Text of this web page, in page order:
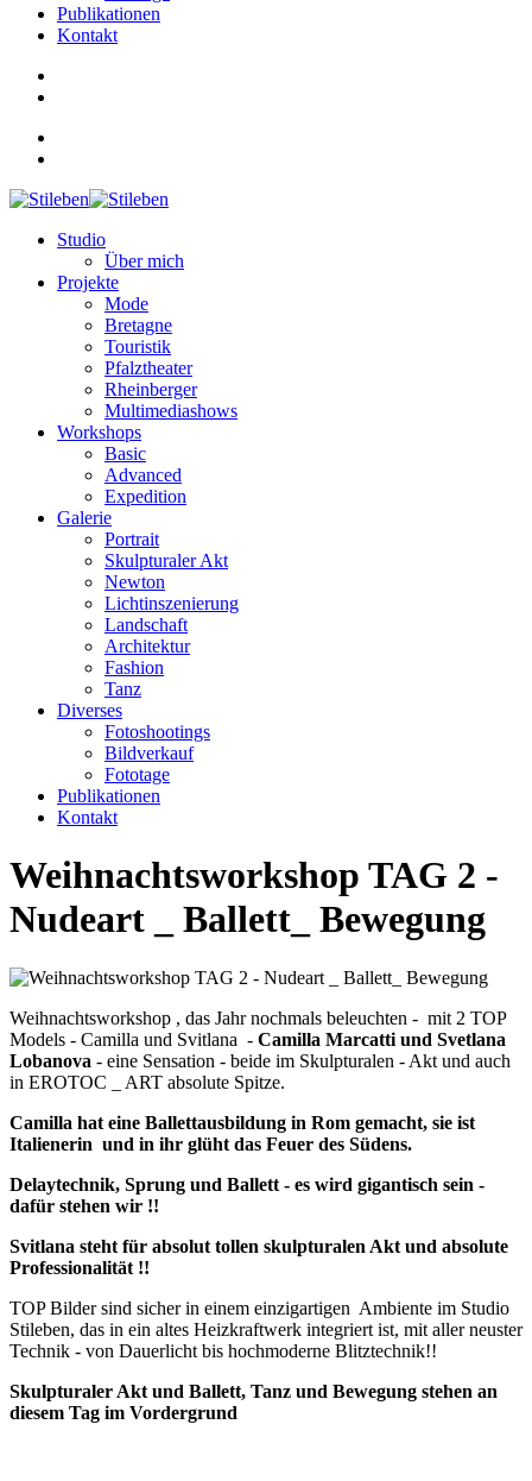
Publikationen
Kontakt
Studio
Über mich
Projekte
Mode
Bretagne
Touristik
Pfalztheater
Rheinberger
Multimediashows
Workshops
Basic
Advanced
Expedition
Galerie
Portrait
Skulpturaler Akt
Newton
Lichtinszenierung
Landschaft
Architektur
Fashion
Tanz
Diverses
Fotoshootings
Bildverkauf
Fototage
Publikationen
Kontakt
Weihnachtsworkshop TAG 2 -
Nudeart _ Ballett_ Bewegung
Weihnachtsworkshop , das Jahr nochmals beleuchten - mit 2 TOP
Models - Camilla und Svitlana - Camilla Marcatti und Svetlana
Lobanova - eine Sensation - beide im Skulpturalen - Akt und auch
in EROTOC _ ART absolute Spitze.
Camilla hat eine Ballettausbildung in Rom gemacht, sie ist
Italienerin und in ihr glüht das Feuer des Südens.
Delaytechnik, Sprung und Ballett - es wird gigantisch sein -
dafür stehen wir !!
Svitlana steht für absolut tollen skulpturalen Akt und absolute
Professionalität !!
TOP Bilder sind sicher in einem einzigartigen Ambiente im Studio
Stileben, das in ein altes Heizkraftwerk integriert ist, mit aller neuster
Technik - von Dauerlicht bis hochmoderne Blitztechnik!!
Skulpturaler Akt und Ballett, Tanz und Bewegung stehen an
diesem Tag im Vordergrund